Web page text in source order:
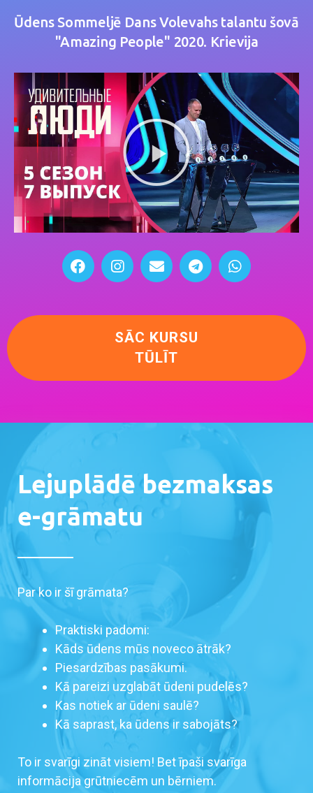
Ūdens Sommeljē Dans Volevahs talantu šovā
"Amazing People" 2020. Krievija
SĀC KURSU
TŪLĪT
Lejuplādē bezmaksas
e-grāmatu
Par ko ir šī grāmata?
Praktiski padomi:
Kāds ūdens mūs noveco ātrāk?
Piesardzības pasākumi.
Kā pareizi uzglabāt ūdeni pudelēs?
Kas notiek ar ūdeni saulē?
Kā saprast, ka ūdens ir sabojāts?
To ir svarīgi zināt visiem! Bet īpaši svarīga
informācija grūtniecēm un bērniem.